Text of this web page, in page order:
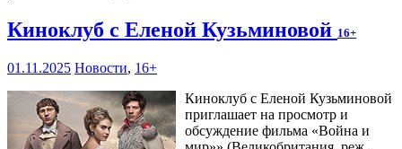
Киноклуб с Еленой Кузьминовой 16+
01.11.2025 Новости, 16+
Киноклуб с Еленой Кузьминовой
приглашает на просмотр и
обсуждение фильма «Война и